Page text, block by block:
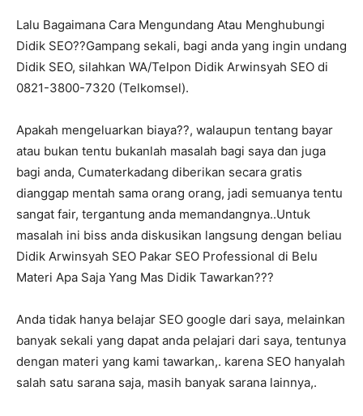
Lalu Bagaimana Cara Mengundang Atau Menghubungi
Didik SEO??Gampang sekali, bagi anda yang ingin undang
Didik SEO, silahkan WA/Telpon Didik Arwinsyah SEO di
0821-3800-7320 (Telkomsel).
Apakah mengeluarkan biaya??, walaupun tentang bayar
atau bukan tentu bukanlah masalah bagi saya dan juga
bagi anda, Cumaterkadang diberikan secara gratis
dianggap mentah sama orang orang, jadi semuanya tentu
sangat fair, tergantung anda memandangnya..Untuk
masalah ini biss anda diskusikan langsung dengan beliau
Didik Arwinsyah SEO Pakar SEO Professional di Belu
Materi Apa Saja Yang Mas Didik Tawarkan???
Anda tidak hanya belajar SEO google dari saya, melainkan
banyak sekali yang dapat anda pelajari dari saya, tentunya
dengan materi yang kami tawarkan,. karena SEO hanyalah
salah satu sarana saja, masih banyak sarana lainnya,.